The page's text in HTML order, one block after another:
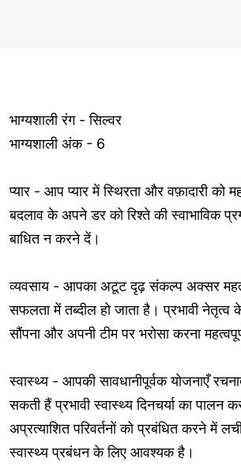
भाग्यशाली रंग - सिल्वर
भाग्यशाली अंक - 6
प्यार - आप प्यार में स्थिरता और वफ़ादारी को
बदलाव के अपने डर को रिश्ते की स्वाभाविक
बाधित न करने दें।
व्यवसाय - आपका अटूट दृढ़ संकल्प अक्सर
सफलता में तब्दील हो जाता है। प्रभावी नेतृत्व के
सौंपना और अपनी टीम पर भरोसा करना
स्वास्थ्य - आपकी सावधानीपूर्वक योजनाएँ
सकती हैं प्रभावी स्वास्थ्य दिनचर्या का पालन
अप्रत्याशित परिवर्तनों को प्रबंधित करने में
स्वास्थ्य प्रबंधन के लिए आवश्यक है।